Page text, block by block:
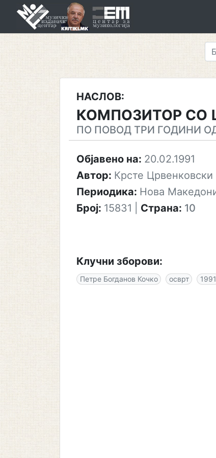
НАСЛОВ:
КОМПОЗИТОР СО
ПО ПОВОД ТРИ ГОДИНИ
Објавено на: 20.02.1991
Автор: Крсте Црвенковски
Периодика: Нова
Број: 15831 Страна: 10
Клучни зборови:
Петре Богданов Кочко осврт 1991